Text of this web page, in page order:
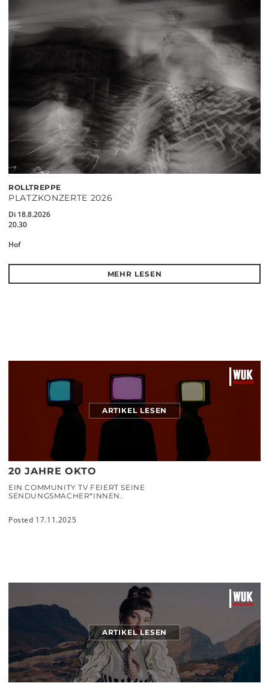
ROLLTREPPE
PLATZKONZERTE 2026
Di 18.8.2026
20.30
Hof
MEHR LESEN
ARTIKEL LESEN
20 JAHRE OKTO
EIN COMMUNITY TV FEIERT SEINE
SENDUNGSMACHER*INNEN.
Posted 17.11.2025
ARTIKEL LESEN